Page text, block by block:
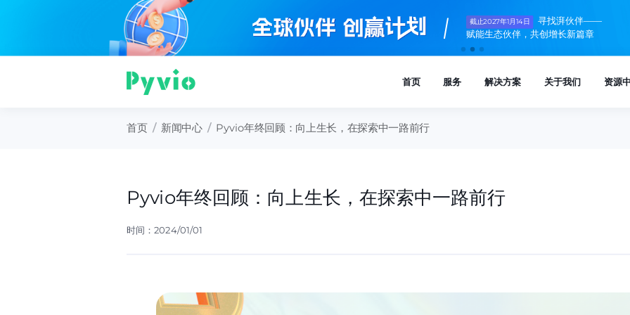
截止2027年1月14日 寻找湃伙伴——
赋能生态伙伴，共创增长新篇章
首页 / 新闻中心 / Pyvio年终回顾：向上生长，在探索中一路前行
Pyvio年终回顾：向上生长，在探索中一路前行
时间：2024/01/01